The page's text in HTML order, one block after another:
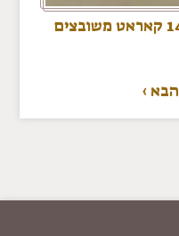
תליון זהב קסום - 2 מדליוני 14 קאראט משובצים
הבא ›